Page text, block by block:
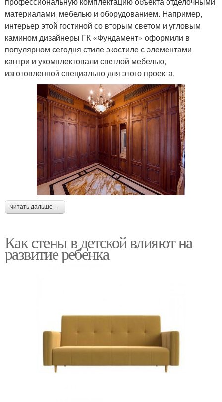
материалами, мебелью и оборудованием. Например,
интерьер этой гостиной со вторым светом и угловым
камином дизайнеры ГК «Фундамент» оформили в
популярном сегодня стиле экостиле с элементами
кантри и укомплектовали светлой мебелью,
изготовленной специально для этого проекта.
читать дальше →
Как стены в детской влияют на
развитие ребенка